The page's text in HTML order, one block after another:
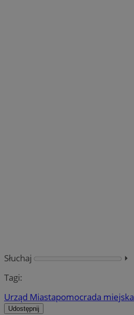
Słuchaj
⏵︎
Tagi:
Urząd Miastapomocrada miejska
Udostępnij